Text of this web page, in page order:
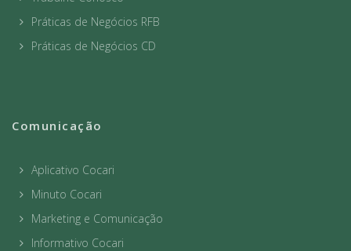
Práticas de Negócios RFB
Práticas de Negócios CD
Comunicação
Aplicativo Cocari
Minuto Cocari
Marketing e Comunicação
Informativo Cocari